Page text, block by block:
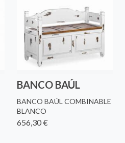
BANCO BAÚL
BANCO BAÚL COMBINABLE
BLANCO
656,30 €